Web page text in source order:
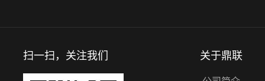
扫一扫，关注我们 关于鼎联